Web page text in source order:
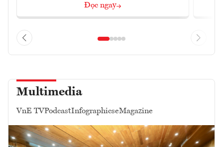
Đọc ngay
Multimedia
VnE TVPodcastInfographicseMagazine